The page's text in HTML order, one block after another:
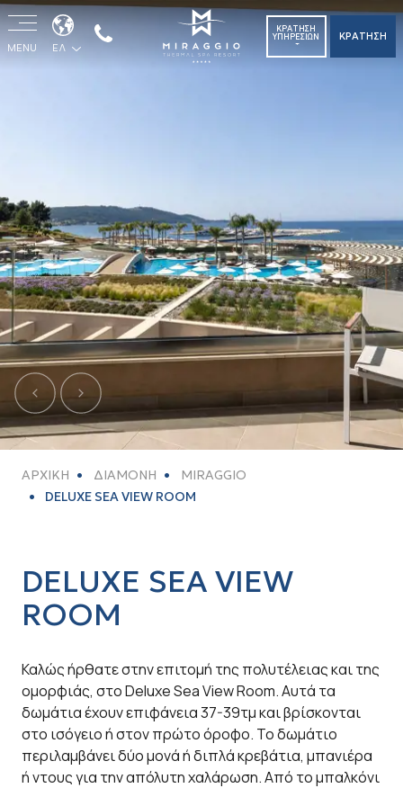
MENU ΕΛ
ΚΡΑΤΗΣΗ
ΥΠΗΡΕΣΙΩΝ
ΚΡΑΤΗΣΗ
PreviousNext
ΑΡΧΙΚΗ ΔΙΑΜΟΝΗ
MIRAGGIO
DELUXE SEA VIEW ROOM
DELUXE SEA VIEW
ROOM
Καλώς ήρθατε στην επιτομή της πολυτέλειας και της
ομορφιάς, στο Deluxe Sea View Room. Αυτά τα
δωμάτια έχουν επιφάνεια 37-39τμ και βρίσκονται
στο ισόγειο ή στον πρώτο όροφο. Το δωμάτιο
περιλαμβάνει δύο μονά ή διπλά κρεβάτια, μπανιέρα
ή ντους για την απόλυτη χαλάρωση. Από το μπαλκόνι